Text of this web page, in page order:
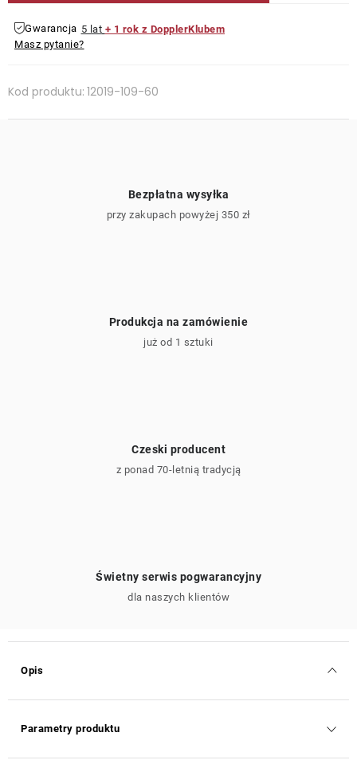
Gwarancja 5 lat + 1 rok z DopplerKlubem
Masz pytanie?
Kod produktu: 12019-109-60
Bezpłatna wysyłka
przy zakupach powyżej 350 zł
Produkcja na zamówienie
już od 1 sztuki
Czeski producent
z ponad 70-letnią tradycją
Świetny serwis pogwarancyjny
dla naszych klientów
Opis
Parametry produktu